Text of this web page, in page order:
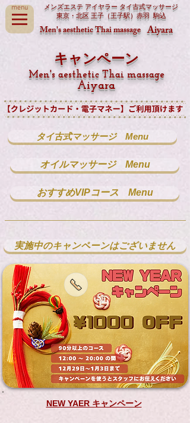
メンズエステ アイヤラー タイ古式マッサージ​
東京・ 北区 王子（王子駅） 赤羽 駒込
menu
Aiyara
Men's aesthetic Thai massage
​キャンペーン
Men's aesthetic Thai massage
Aiyara
タイ古式マッサージ Menu
オイルマッサージ Menu
おすすめVIPコース Menu
実施中のキャンペーンはございません
NEW YAER キャンペーン